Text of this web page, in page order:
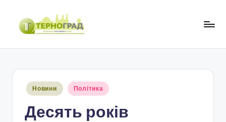
Перейти
Опубліковано
Новини Політика
Десять років